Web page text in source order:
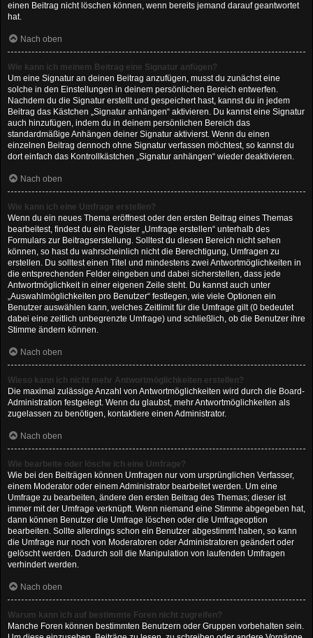
einen Beitrag nicht löschen können, wenn bereits jemand darauf geantwortet
hat.
Nach oben
Wie kann ich meinem Beitrag eine Signatur anfügen?
Um eine Signatur an deinen Beitrag anzufügen, musst du zunächst eine
solche in den Einstellungen in deinem persönlichen Bereich entwerfen.
Nachdem du die Signatur erstellt und gespeichert hast, kannst du in jedem
Beitrag das Kästchen „Signatur anhängen“ aktivieren. Du kannst eine Signatur
auch hinzufügen, indem du in deinem persönlichen Bereich das
standardmäßige Anhängen deiner Signatur aktivierst. Wenn du einen
einzelnen Beitrag dennoch ohne Signatur verfassen möchtest, so kannst du
dort einfach das Kontrollkästchen „Signatur anhängen“ wieder deaktivieren.
Nach oben
Wie kann ich eine Umfrage erstellen?
Wenn du ein neues Thema eröffnest oder den ersten Beitrag eines Themas
bearbeitest, findest du ein Register „Umfrage erstellen“ unterhalb des
Formulars zur Beitragserstellung. Solltest du diesen Bereich nicht sehen
können, so hast du wahrscheinlich nicht die Berechtigung, Umfragen zu
erstellen. Du solltest einen Titel und mindestens zwei Antwortmöglichkeiten in
die entsprechenden Felder eingeben und dabei sicherstellen, dass jede
Antwortmöglichkeit in einer eigenen Zeile steht. Du kannst auch unter
„Auswahlmöglichkeiten pro Benutzer“ festlegen, wie viele Optionen ein
Benutzer auswählen kann, welches Zeitlimit für die Umfrage gilt (0 bedeutet
dabei eine zeitlich unbegrenzte Umfrage) und schließlich, ob die Benutzer ihre
Stimme ändern können.
Nach oben
Wieso kann ich nicht mehr Antwortmöglichkeiten erstellen?
Die maximal zulässige Anzahl von Antwortmöglichkeiten wird durch die Board-
Administration festgelegt. Wenn du glaubst, mehr Antwortmöglichkeiten als
zugelassen zu benötigen, kontaktiere einen Administrator.
Nach oben
Wie bearbeite oder lösche ich eine Umfrage?
Wie bei den Beiträgen können Umfragen nur vom ursprünglichen Verfasser,
einem Moderator oder einem Administrator bearbeitet werden. Um eine
Umfrage zu bearbeiten, ändere den ersten Beitrag des Themas; dieser ist
immer mit der Umfrage verknüpft. Wenn niemand eine Stimme abgegeben hat,
dann können Benutzer die Umfrage löschen oder die Umfrageoption
bearbeiten. Sollte allerdings schon ein Benutzer abgestimmt haben, so kann
die Umfrage nur noch von Moderatoren oder Administratoren geändert oder
gelöscht werden. Dadurch soll die Manipulation von laufenden Umfragen
verhindert werden.
Nach oben
Warum kann ich auf bestimmte Foren nicht zugreifen?
Manche Foren können bestimmten Benutzern oder Gruppen vorbehalten sein.